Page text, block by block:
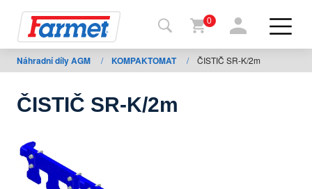
Zpět
na
shop
Moje
0
Náhradní díly AGM / KOMPAKTOMAT / ČISTIČ SR-K/2m
ČISTIČ SR-K/2m